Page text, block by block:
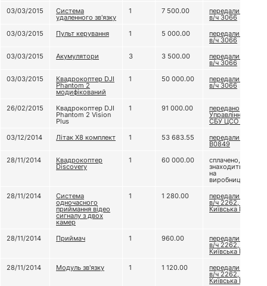
03/03/2015
Система
удаленного зв'язку
1 7 500.00 передали до
в/ч 3066
03/03/2015
Пульт керування 1 5 000.00 передали до
в/ч 3066
03/03/2015
Акумулятори 3 3 500.00 передали до
в/ч 3066
03/03/2015
Квадрокоптер DJI
Phantom 2
модифікований
1 50 000.00 передали до
в/ч 3066
26/02/2015 Квадрокоптер DJI
Phantom 2 Vision
Plus
1 91 000.00 передано
Управлінню
СБУ ЦСО "А"
03/12/2014
Літак Х8 комплект 1 53 683.55 передали В/Ч
В0849
28/11/2014
Квадрокоптер
Discovery
1 60 000.00 сплачено,
знаходиться
на
виробництві
28/11/2014
Система
одночасного
приймання відео
сигналу з двох
камер
1 1 280.00 передали до
в/ч 2262, бат.
Київська Русь
28/11/2014 Приймач 1 960.00 передали до
в/ч 2262, бат.
Київська Русь
28/11/2014
Модуль зв'язку 1 1 120.00 передали до
в/ч 2262, бат.
Київська Русь